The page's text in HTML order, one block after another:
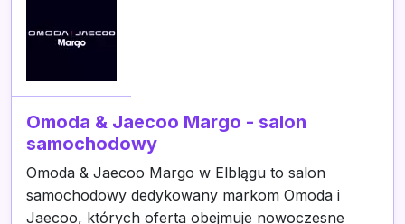
Omoda & Jaecoo Margo - salon
samochodowy
Omoda & Jaecoo Margo w Elblągu to salon
samochodowy dedykowany markom Omoda i
Jaecoo, których oferta obejmuje nowoczesne